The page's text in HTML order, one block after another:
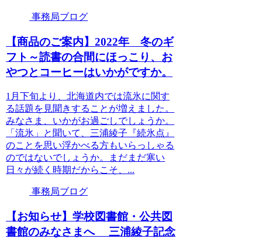
事務局ブログ
【商品のご案内】2022年 冬のギ
フト～読書の合間にほっこり、お
やつとコーヒーはいかがですか。
1月下旬より、北海道内では流氷に関す
る話題を見聞きすることが増えました。
みなさま、いかがお過ごしでしょうか。
「流氷」と聞いて、三浦綾子『続氷点』
のことを思い浮かべる方もいらっしゃる
のではないでしょうか。まだまだ寒い
日々が続く時期だからこそ、...
事務局ブログ
【お知らせ】学校図書館・公共図
書館のみなさまへ 三浦綾子記念